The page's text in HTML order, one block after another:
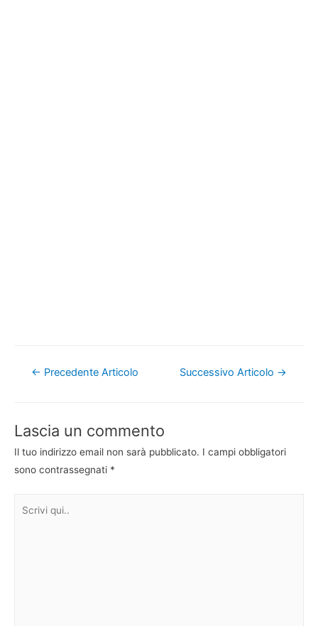
Navigazione
← Precedente Articolo Successivo Articolo →
Lascia un commento
Il tuo indirizzo email non sarà pubblicato. I campi obbligatori
sono contrassegnati *